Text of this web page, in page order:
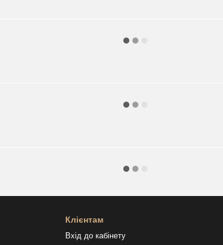
Клієнтам
Вхід до кабінету